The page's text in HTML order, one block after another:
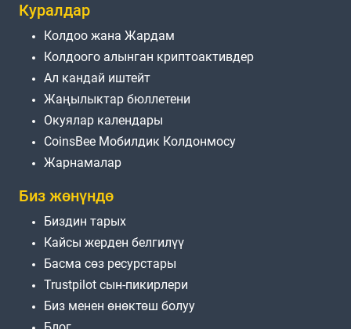
Куралдар
Колдоо жана Жардам
Колдоого алынган криптоактивдер
Ал кандай иштейт
Жаңылыктар бюллетени
Окуялар календары
CoinsBee Мобилдик Колдонмосу
Жарнамалар
Биз жөнүндө
Биздин тарых
Кайсы жерден белгилүү
Басма сөз ресурстары
Trustpilot сын-пикирлери
Биз менен өнөктөш болуу